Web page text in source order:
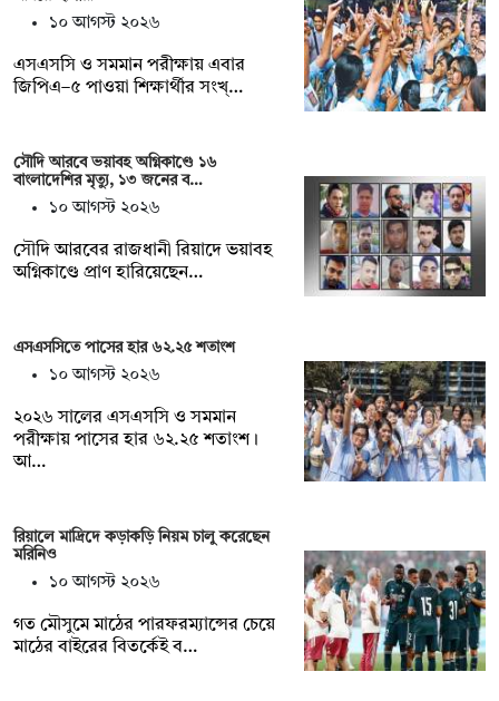
১০ আগস্ট ২০২৬
এসএসসি ও সমমান পরীক্ষায় এবার
জিপিএ–৫ পাওয়া শিক্ষার্থীর সংখ্…
সৌদি আরবে ভয়াবহ অগ্নিকাণ্ডে ১৬
বাংলাদেশির মৃত্যু, ১৩ জনের ব…
১০ আগস্ট ২০২৬
সৌদি আরবের রাজধানী রিয়াদে ভয়াবহ
অগ্নিকাণ্ডে প্রাণ হারিয়েছেন…
এসএসসিতে পাসের হার ৬২.২৫ শতাংশ
১০ আগস্ট ২০২৬
২০২৬ সালের এসএসসি ও সমমান
পরীক্ষায় পাসের হার ৬২.২৫ শতাংশ।
আ…
রিয়ালে মাদ্রিদে কড়াকড়ি নিয়ম চালু করেছেন
মরিনিও
১০ আগস্ট ২০২৬
গত মৌসুমে মাঠের পারফরম্যান্সের চেয়ে
মাঠের বাইরের বিতর্কেই ব…